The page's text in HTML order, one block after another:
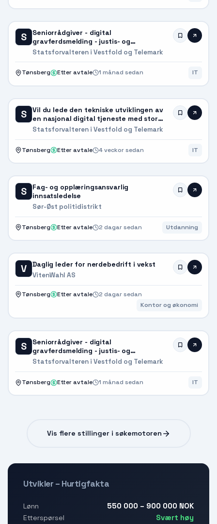
S
Seniorrådgiver - digital
gravferdsmelding - justis- og
vergemålsavdelingen
Statsforvalteren i Vestfold og Telemark
Tønsberg Etter avtale 1 månad sedan IT
S
Vil du lede den tekniske utviklingen av
en nasjonal digital tjeneste med stor
samfunnsverdi?
Statsforvalteren i Vestfold og Telemark
Tønsberg Etter avtale 4 veckor sedan IT
S
Fag- og opplæringsansvarlig
innsatsledelse
Sør-Øst politidistrikt
Tønsberg Etter avtale 2 dagar sedan Utdanning
V Daglig leder for nerdebedrift i vekst
VitenWahl AS
Tønsberg Etter avtale
2 dagar sedan
Kontor og økonomi
S
Seniorrådgiver - digital
gravferdsmelding - justis- og
vergemålsavdelingen
Statsforvalteren i Vestfold og Telemark
Tønsberg Etter avtale 1 månad sedan IT
Vis flere stillinger i søkemotoren
Utvikler – Hurtigfakta
Lønn 550 000 – 900 000 NOK
Etterspørsel Svært høy